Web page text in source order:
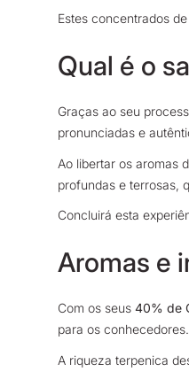
Estes concentrados
Qual é o
Graças ao seu
pronunciadas e
Ao libertar os aromas
profundas e terrosas,
Concluirá esta
Aromas e
Com os seus 40% de
para os conhecedores.
A riqueza terpenica